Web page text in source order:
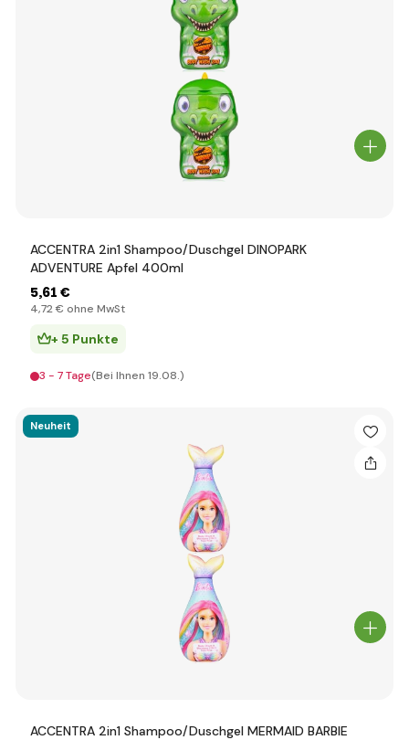
ACCENTRA 2in1 Shampoo/Duschgel DINOPARK
ADVENTURE Apfel 400ml
5,61 €
4,72 € ohne MwSt
+ 5 Punkte
3 - 7 Tage(Bei Ihnen 19.08.)
Neuheit
ACCENTRA 2in1 Shampoo/Duschgel MERMAID BARBIE